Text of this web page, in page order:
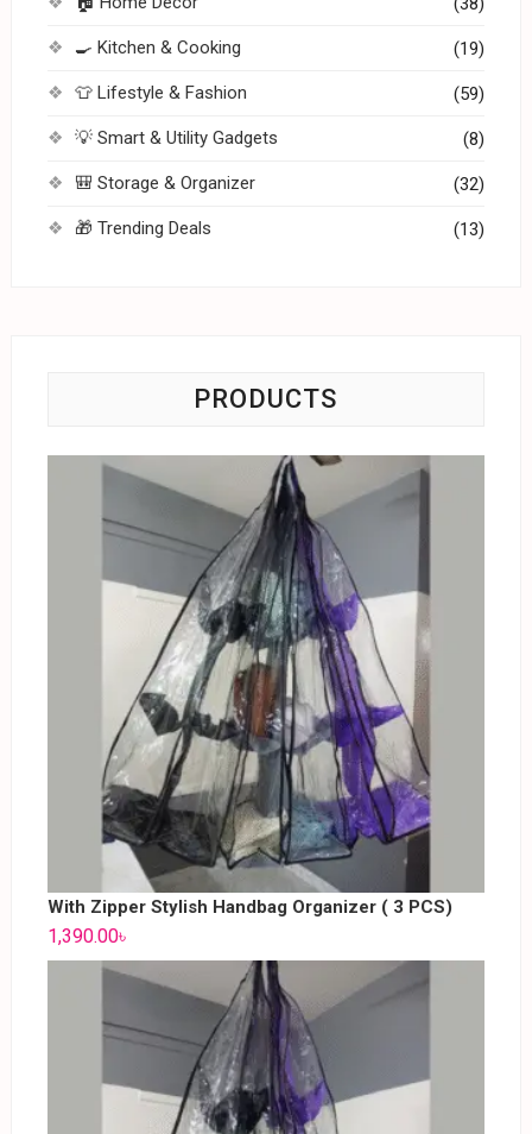
🍳 Kitchen & Cooking (19)
👕 Lifestyle & Fashion (59)
💡 Smart & Utility Gadgets (8)
🎒 Storage & Organizer (32)
🎁 Trending Deals (13)
PRODUCTS
With Zipper Stylish Handbag Organizer ( 3 PCS)
1,390.00৳